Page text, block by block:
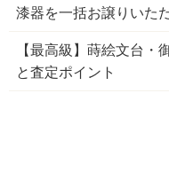
漆器を一括お譲りいた
【最高級】蒔絵文台
と査定ポイント